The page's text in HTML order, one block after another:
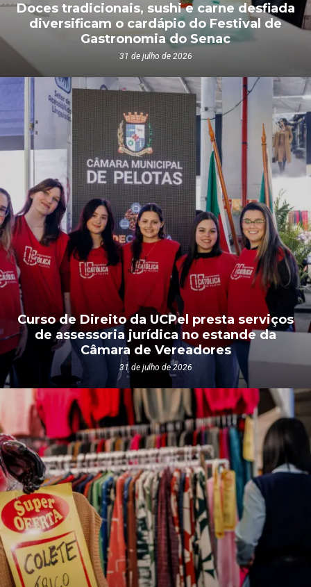
Doces tradicionais, sushi e carne desfiada
diversificam o cardápio do Festival de
Gastronomia do Senac
31 de julho de 2026
Curso de Direito da UCPel presta serviços
de assessoria jurídica no estande da
Câmara de Vereadores
31 de julho de 2026